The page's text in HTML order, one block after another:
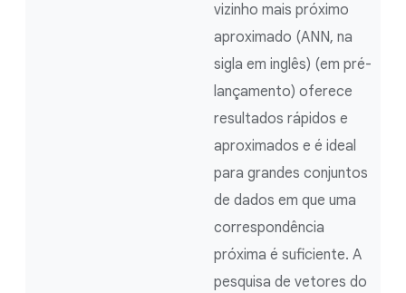
vizinho mais próximo
aproximado (ANN, na
sigla em inglês) (em pré-
lançamento) oferece
resultados rápidos e
aproximados e é ideal
para grandes conjuntos
de dados em que uma
correspondência
próxima é suficiente. A
pesquisa de vetores do